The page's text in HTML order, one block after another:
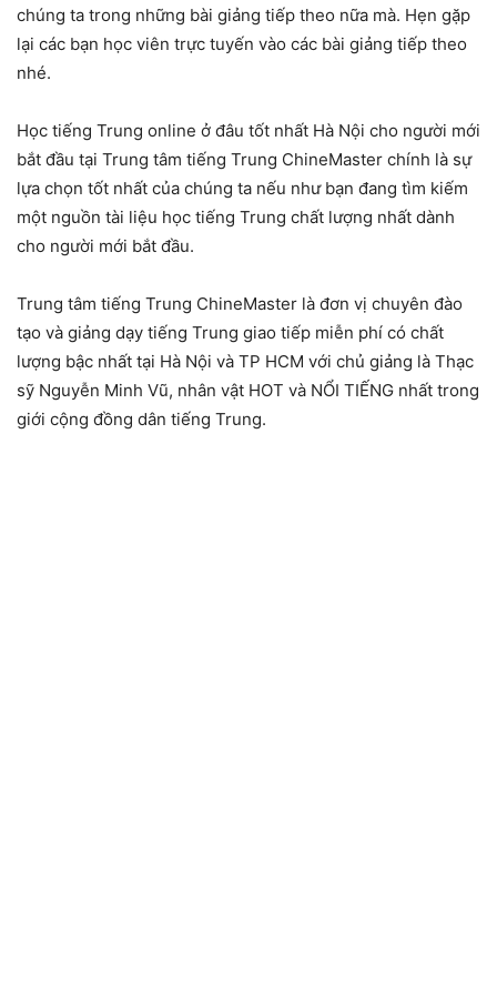
chúng ta trong những bài giảng tiếp theo nữa mà. Hẹn gặp
lại các bạn học viên trực tuyến vào các bài giảng tiếp theo
nhé.
Học tiếng Trung online ở đâu tốt nhất Hà Nội cho người mới
bắt đầu tại Trung tâm tiếng Trung ChineMaster chính là sự
lựa chọn tốt nhất của chúng ta nếu như bạn đang tìm kiếm
một nguồn tài liệu học tiếng Trung chất lượng nhất dành
cho người mới bắt đầu.
Trung tâm tiếng Trung ChineMaster là đơn vị chuyên đào
tạo và giảng dạy tiếng Trung giao tiếp miễn phí có chất
lượng bậc nhất tại Hà Nội và TP HCM với chủ giảng là Thạc
sỹ Nguyễn Minh Vũ, nhân vật HOT và NỔI TIẾNG nhất trong
giới cộng đồng dân tiếng Trung.